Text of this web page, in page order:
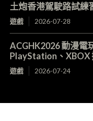
土炮香港駕駛路試練
遊戲 2026-07-28
ACGHK2026 動漫
PlayStation、XBOX
遊戲 2026-07-24